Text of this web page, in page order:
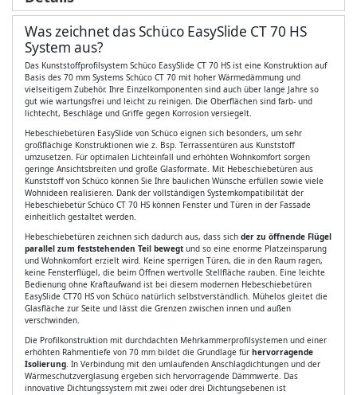
Was zeichnet das Schüco EasySlide CT 70 HS
System aus?
Das Kunststoffprofilsystem Schüco EasySlide CT 70 HS ist eine Konstruktion auf
Basis des 70 mm Systems Schüco CT 70 mit hoher Wärmedämmung und
vielseitigem Zubehör. Ihre Einzelkomponenten sind auch über lange Jahre so
gut wie wartungsfrei und leicht zu reinigen. Die Oberflächen sind farb- und
lichtecht, Beschläge und Griffe gegen Korrosion versiegelt.
Hebeschiebetüren EasySlide von Schüco eignen sich besonders, um sehr
großflächige Konstruktionen wie z. Bsp. Terrassentüren aus Kunststoff
umzusetzen. Für optimalen Lichteinfall und erhöhten Wohnkomfort sorgen
geringe Ansichtsbreiten und große Glasformate. Mit Hebeschiebetüren aus
Kunststoff von Schüco können Sie Ihre baulichen Wünsche erfüllen sowie viele
Wohnideen realisieren. Dank der vollständigen Systemkompatibilität der
Hebeschiebetür Schüco CT 70 HS können Fenster und Türen in der Fassade
einheitlich gestaltet werden.
Hebeschiebetüren zeichnen sich dadurch aus, dass sich der zu öffnende Flügel
parallel zum feststehenden Teil bewegt und so eine enorme Platzeinsparung
und Wohnkomfort erzielt wird. Keine sperrigen Türen, die in den Raum ragen,
keine Fensterflügel, die beim Öffnen wertvolle Stellfläche rauben. Eine leichte
Bedienung ohne Kraftaufwand ist bei diesem modernen Hebeschiebetüren
EasySlide CT70 HS von Schüco natürlich selbstverständlich. Mühelos gleitet die
Glasfläche zur Seite und lässt die Grenzen zwischen innen und außen
verschwinden.
Die Profilkonstruktion mit durchdachten Mehrkammerprofilsystemen und einer
erhöhten Rahmentiefe von 70 mm bildet die Grundlage für hervorragende
Isolierung. In Verbindung mit den umlaufenden Anschlagdichtungen und der
Wärmeschutzverglasung ergeben sich hervorragende Dämmwerte. Das
innovative Dichtungssystem mit zwei oder drei Dichtungsebenen ist